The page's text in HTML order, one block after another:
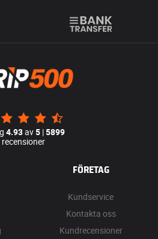
4.93av5|5899
recensioner
FÖRETAG
Kundservice
Kontakta oss
Kundrecensioner